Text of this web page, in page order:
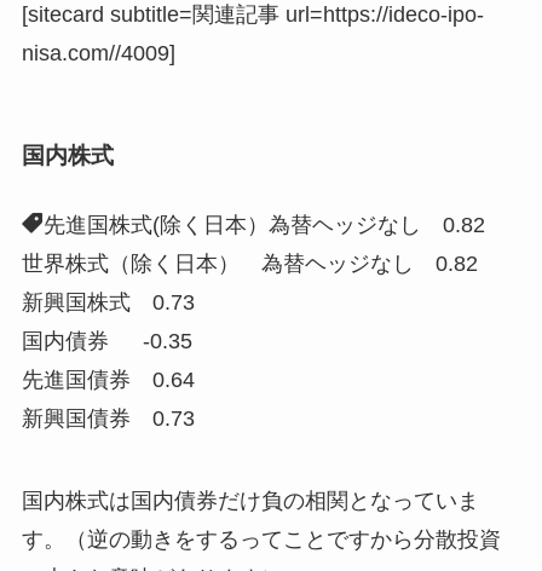
[sitecard subtitle=関連記事 url=https://ideco-ipo-
nisa.com//4009]
国内株式
先進国株式(除く日本）為替ヘッジなし 0.82
世界株式（除く日本） 為替ヘッジなし 0.82
新興国株式 0.73
国内債券 -0.35
先進国債券 0.64
新興国債券 0.73
国内株式は国内債券だけ負の相関となっていま
す。（逆の動きをするってことですから分散投資